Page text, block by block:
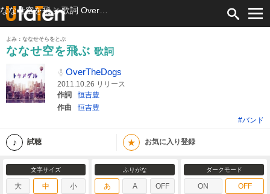
よみ：ななせそらをとぶ
ななせ空を飛ぶ 歌詞
OverTheDogs
2011.10.26 リリース
作詞
恒吉豊
作曲
恒吉豊
#バンド
試聴 ★ お気に入り登録
文字サイズ
大 中 小
ふりがな
あ A OFF
ダークモード
ON OFF